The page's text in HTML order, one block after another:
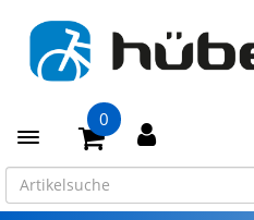
Toggle navigation
0